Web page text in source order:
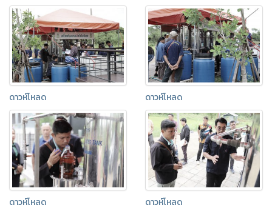
ดาวห์โหลด ดาวห์โหลด
ดาวห์โหลด ดาวห์โหลด